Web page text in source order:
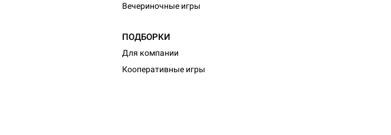
Вечериночные игры
ПОДБОРКИ
Для компании
Кооперативные игры
Настольная игра Hobby World Монстры